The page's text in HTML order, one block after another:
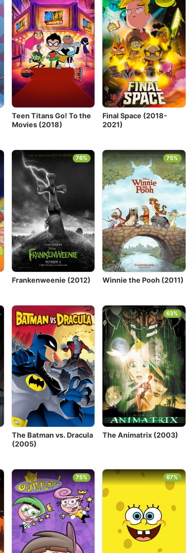
Teen Titans Go! To the
Movies (2018)
Final Space (2018-
2021)
Frankenweenie (2012)
76%
Winnie the Pooh (2011)
75%
The Batman vs. Dracula
(2005)
The Animatrix (2003)
63%
75% 67%